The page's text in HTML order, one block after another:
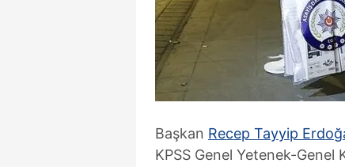
Başkan Recep Tayyip
KPSS Genel Yetenek-Genel